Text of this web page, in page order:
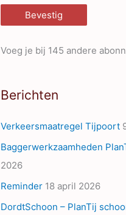
m
a
d
e
s
s
Bevestig
Voeg je bij 145 andere
Berichten
Verkeersmaatregel Tijpoort
Baggerwerkzaamheden
2026
Reminder 18 april 2026
DordtSchoon – PlanTij